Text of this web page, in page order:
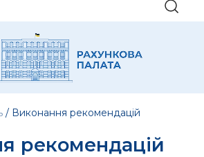
Виконання рекомендацій
рекомендацій